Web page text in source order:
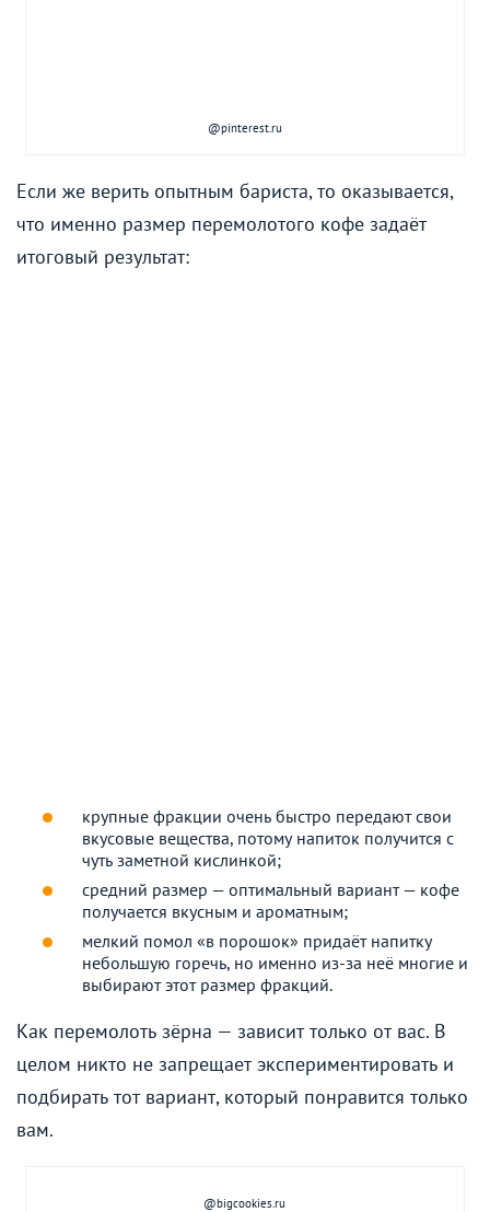
@pinterest.ru
Если же верить опытным бариста, то оказывается,
что именно размер перемолотого кофе задаёт
итоговый результат:
крупные фракции очень быстро передают свои
вкусовые вещества, потому напиток получится с
чуть заметной кислинкой;
средний размер — оптимальный вариант — кофе
получается вкусным и ароматным;
мелкий помол «в порошок» придаёт напитку
небольшую горечь, но именно из-за неё многие и
выбирают этот размер фракций.
Как перемолоть зёрна — зависит только от вас. В
целом никто не запрещает экспериментировать и
подбирать тот вариант, который понравится только
вам.
@bigcookies.ru